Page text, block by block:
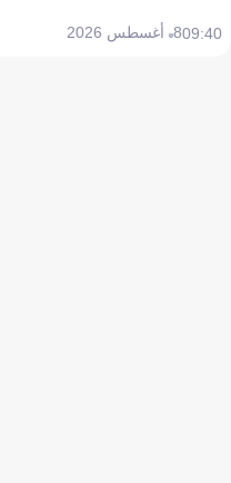
09:408 أغسطس 2026